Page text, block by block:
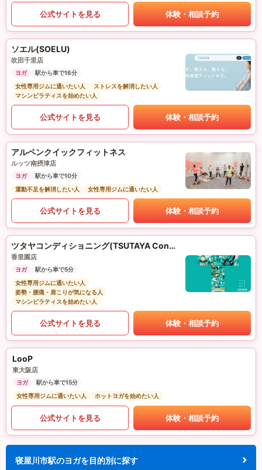
公式サイトを見る 体験・相談予約
ソエル(SOELU)
吹田千里店
ヨガ
駅から車で16分
女性専用ジムに通いたい人
ストレスを解消したい人
マシンピラティスを始めたい人
公式サイトを見る 体験・相談予約
アルペンクイックフィットネス
ルッツ南摂津店
ヨガ
駅から車で10分
運動不足を解消したい人
女性専用ジムに通いたい人
公式サイトを見る 体験・相談予約
ツタヤコンディショニング(TSUTAYA Conditioning)PILATES
香里園店
ヨガ
駅から車で5分
女性専用ジムに通いたい人
姿勢・腰痛・肩こりが気になる人
マシンピラティスを始めたい人
公式サイトを見る 体験・相談予約
LooP
東大阪店
ヨガ
駅から車で15分
女性専用ジムに通いたい人
ホットヨガを始めたい人
公式サイトを見る 体験・相談予約
寝屋川市駅のヨガを目的別に探す